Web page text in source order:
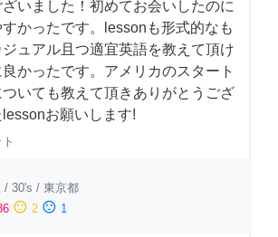
いました！初めてお会いしたのに
かったです。lessonも形式的なも
ュアル且つ適宜英語を教えて頂け
かったです。アメリカのスタート
いても教えて頂きありがとうござ
お願いします!
/ 30's / 東京都
sentiment_neutral 2 sentiment_dissatisfied 1